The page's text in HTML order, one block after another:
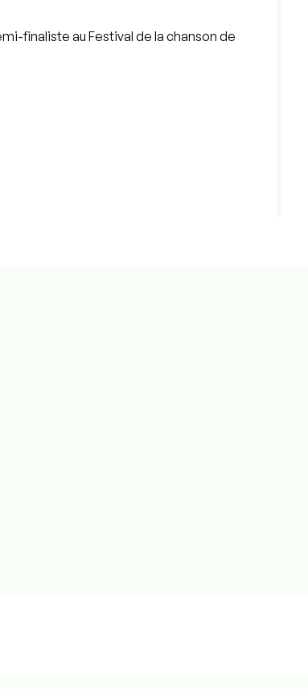
finaliste au Festival de la chanson de